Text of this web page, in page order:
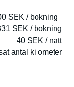
SEK / bokning
SEK / bokning
40 SEK / natt
antal kilometer